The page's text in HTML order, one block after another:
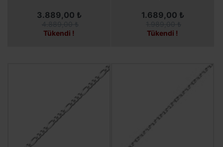
3.889,00 ₺
Tükendi !
1.689,00 ₺
Tükendi !